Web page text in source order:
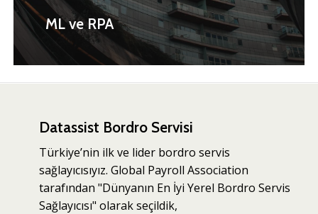
ML ve RPA
Datassist Bordro Servisi
Türkiye’nin ilk ve lider bordro servis
sağlayıcısıyız. Global Payroll Association
tarafından "Dünyanın En İyi Yerel Bordro Servis
Sağlayıcısı" olarak seçildik,